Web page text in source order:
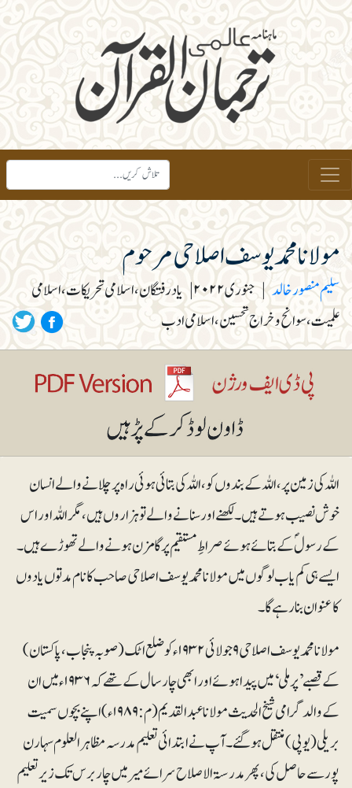
مولانا محمد یوسف اصلاحی مرحوم
سلیم منصور خالد | جنوری ۲۰۲۲ | یاد رفتگان، اسلامی تحریکات، اسلامی
علمیت، سوانح و خراج تحسین، اسلامی ادب
اللہ کی زمین پر، اللہ کے بندوں کو، اللہ کی بتائی ہوئی راہ پر چلانے والے انسان
خوش نصیب ہوتے ہیں۔ لکھنے اور سنانے والے تو ہزاروں ہیں، مگر اللہ اور اس
کے رسولؐ کے بتائے ہوئے صراطِ مستقیم پر گامزن ہونے والے تھوڑے ہیں۔
ایسے ہی کم یاب لوگوں میں مولانا محمد یوسف اصلاحی صاحب کا نام مدتوں یادوں
کا عنوان بنارہے گا۔
مولانا محمد یوسف اصلاحی ۹جولائی ۱۹۳۲ء کو ضلع اٹک (صوبہ پنجاب،پاکستان)
کے قصبے ’پرملی‘ میں پیدا ہوئے اور ابھی چار سال کے تھے کہ ۱۹۳۶ء میں ان
کے والد گرامی شیخ الحدیث مولانا عبدالقدیم (م:۱۹۸۹ء) اپنے بچوں سمیت
بریلی (یوپی) منتقل ہوگئے۔آپ نے ابتدائی تعلیم مدرسہ مظاہرالعلوم سہارن
پور سے حاصل کی، پھر مدرسۃ الاصلاح سرائے میر میں چار برس تک زیرتعلیم